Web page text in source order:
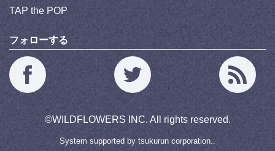
TAP the POP
フォローする
©WILDFLOWERS INC. All rights reserved.
System supported by tsukurun corporation..